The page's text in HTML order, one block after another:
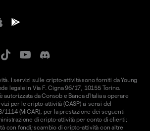
I servizi sulle cripto-attività sono forniti da Young
legale in Via F. Cigna 96/17, 10155 Torino.
autorizzata da Consob e Banca d'Italia a operare
per le cripto-attività (CASP) ai sensi del
1114 (MiCAR), per la prestazione dei seguenti
di cripto-attività per conto di clienti;
con fondi; scambio di cripto-attività con altre